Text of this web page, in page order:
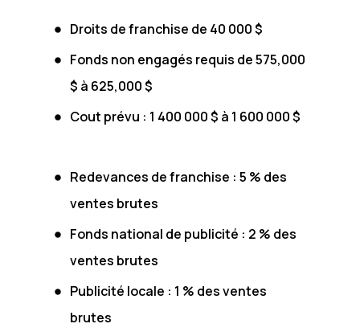
Droits de franchise de 40 000 $
Fonds non engagés requis de 575,000
$ à 625,000 $
Cout prévu : 1 400 000 $ à 1 600 000 $
Redevances de franchise : 5 % des
ventes brutes
Fonds national de publicité : 2 % des
ventes brutes
Publicité locale : 1 % des ventes
brutes